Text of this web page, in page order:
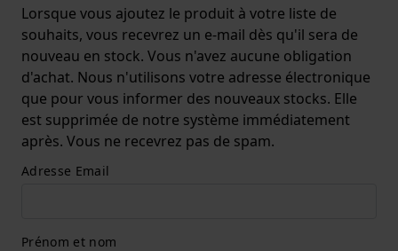
Lorsque vous ajoutez le produit à votre liste de
souhaits, vous recevrez un e-mail dès qu'il sera de
nouveau en stock. Vous n'avez aucune obligation
d'achat. Nous n'utilisons votre adresse électronique
que pour vous informer des nouveaux stocks. Elle
est supprimée de notre système immédiatement
après. Vous ne recevrez pas de spam.
Adresse Email
Prénom et nom